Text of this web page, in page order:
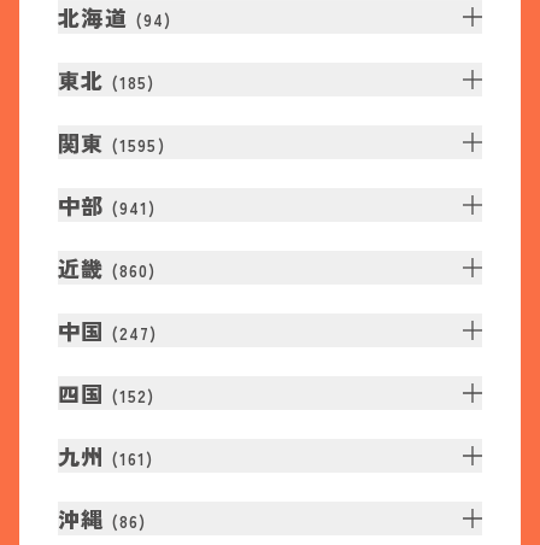
北海道 (94)
東北 (185)
関東 (1595 )
中部 (941 )
近畿 (860)
中国 (247)
四国 (152)
九州 (161 )
沖縄 (86)